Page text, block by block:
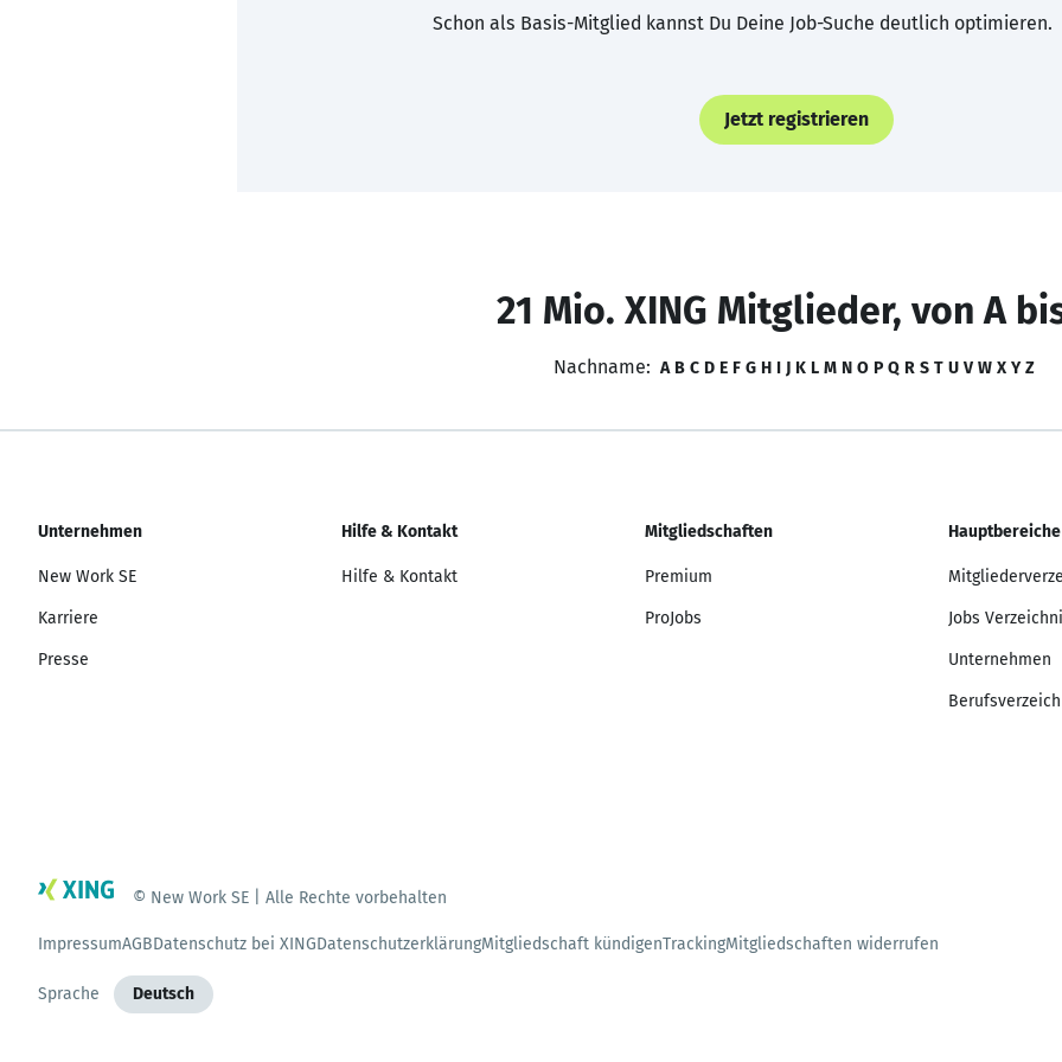
Schon als Basis-Mitglied kannst Du Deine Job-Suche deutlich optimieren.
Jetzt registrieren
21 Mio. XING Mitglieder, von A
Nachname: A B C D E F G H I J K L M N O P Q R S T U V W X Y Z
Unternehmen
New Work SE
Karriere
Presse
Hilfe & Kontakt
Hilfe & Kontakt
Mitgliedschaften
Premium
ProJobs
Hauptbereiche
Jobs
Unternehmen
© New Work SE | Alle Rechte vorbehalten
ImpressumAGBDatenschutz bei XINGDatenschutzerklärungMitgliedschaft kündigenTrackingMitgliedschaften widerrufen
Sprache Deutsch